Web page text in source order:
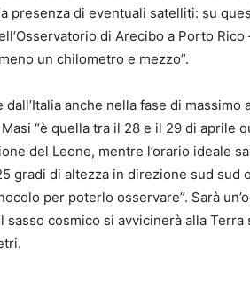
presenza di eventuali satelliti: su
di Arecibo a Porto Rico
un chilometro e mezzo”.
anche nella fase di massimo
“è quella tra il 28 e il 29 di aprile
del Leone, mentre l’orario ideale
gradi di altezza in direzione sud sud
per poterlo osservare”. Sarà
cosmico si avvicinerà alla Terra